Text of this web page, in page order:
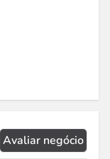
Avaliar negócio